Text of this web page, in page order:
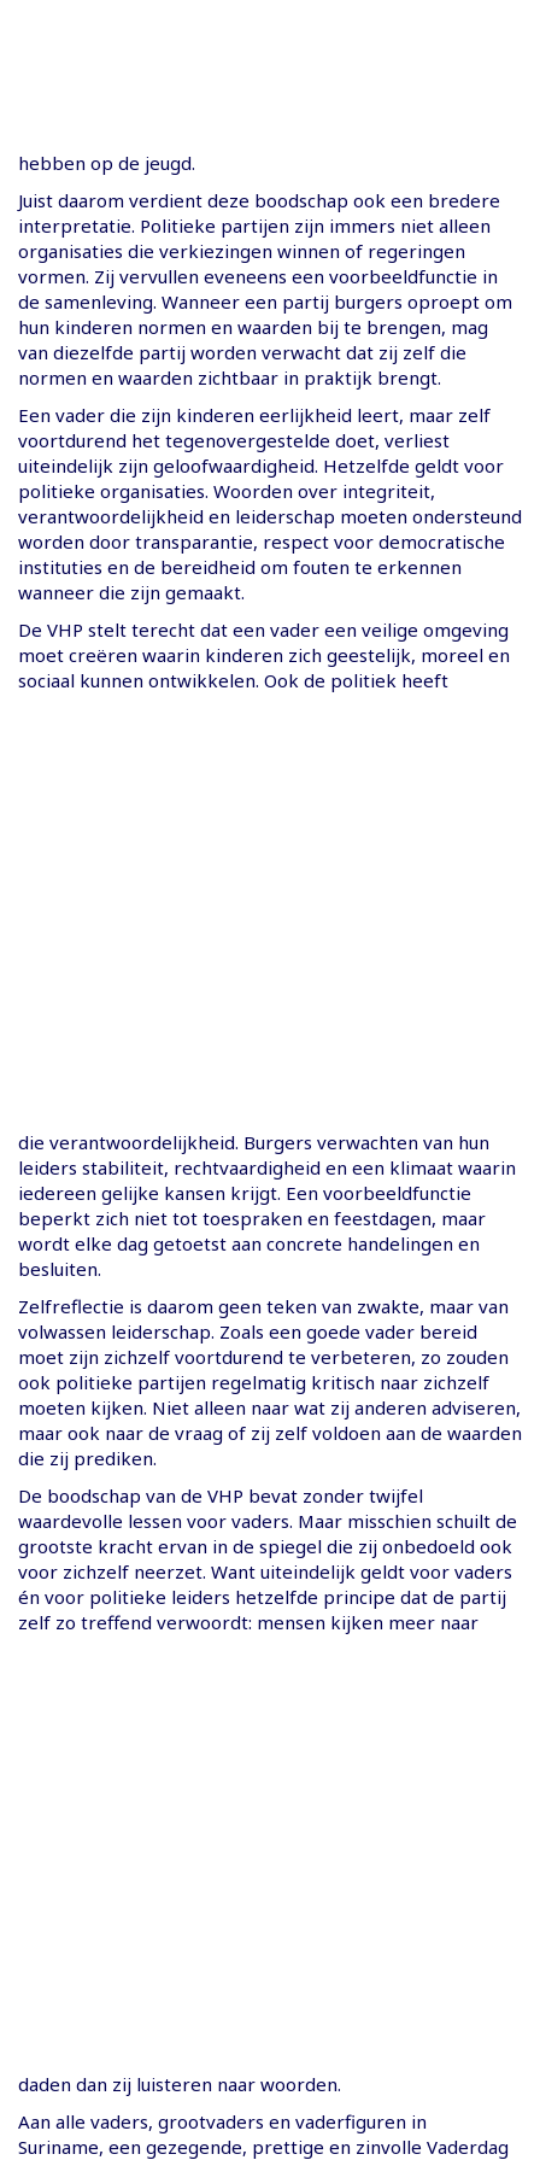
hebben op de jeugd.
Juist daarom verdient deze boodschap ook een bredere
interpretatie. Politieke partijen zijn immers niet alleen
organisaties die verkiezingen winnen of regeringen
vormen. Zij vervullen eveneens een voorbeeldfunctie in
de samenleving. Wanneer een partij burgers oproept om
hun kinderen normen en waarden bij te brengen, mag
van diezelfde partij worden verwacht dat zij zelf die
normen en waarden zichtbaar in praktijk brengt.
Een vader die zijn kinderen eerlijkheid leert, maar zelf
voortdurend het tegenovergestelde doet, verliest
uiteindelijk zijn geloofwaardigheid. Hetzelfde geldt voor
politieke organisaties. Woorden over integriteit,
verantwoordelijkheid en leiderschap moeten ondersteund
worden door transparantie, respect voor democratische
instituties en de bereidheid om fouten te erkennen
wanneer die zijn gemaakt.
De VHP stelt terecht dat een vader een veilige omgeving
moet creëren waarin kinderen zich geestelijk, moreel en
sociaal kunnen ontwikkelen. Ook de politiek heeft
die verantwoordelijkheid. Burgers verwachten van hun
leiders stabiliteit, rechtvaardigheid en een klimaat waarin
iedereen gelijke kansen krijgt. Een voorbeeldfunctie
beperkt zich niet tot toespraken en feestdagen, maar
wordt elke dag getoetst aan concrete handelingen en
besluiten.
Zelfreflectie is daarom geen teken van zwakte, maar van
volwassen leiderschap. Zoals een goede vader bereid
moet zijn zichzelf voortdurend te verbeteren, zo zouden
ook politieke partijen regelmatig kritisch naar zichzelf
moeten kijken. Niet alleen naar wat zij anderen adviseren,
maar ook naar de vraag of zij zelf voldoen aan de waarden
die zij prediken.
De boodschap van de VHP bevat zonder twijfel
waardevolle lessen voor vaders. Maar misschien schuilt de
grootste kracht ervan in de spiegel die zij onbedoeld ook
voor zichzelf neerzet. Want uiteindelijk geldt voor vaders
én voor politieke leiders hetzelfde principe dat de partij
zelf zo treffend verwoordt: mensen kijken meer naar
daden dan zij luisteren naar woorden.
Aan alle vaders, grootvaders en vaderfiguren in
Suriname, een gezegende, prettige en zinvolle Vaderdag